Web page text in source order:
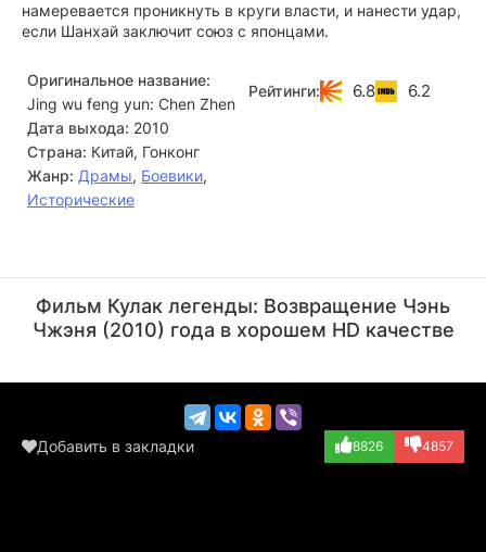
намеревается проникнуть в круги власти, и нанести удар,
если Шанхай заключит союз с японцами.
Оригинальное название:
Jing wu feng yun: Chen Zhen
Дата выхода: 2010
Страна: Китай, Гонконг
Жанр: Драмы, Боевики,
Исторические
Рейтинги: 6.8 6.2
(Chen Zhen)
Фильм Кулак легенды: Возвращение Чэнь
Чжэня (2010) года в хорошем HD качестве
Добавить в закладки 8826 4857